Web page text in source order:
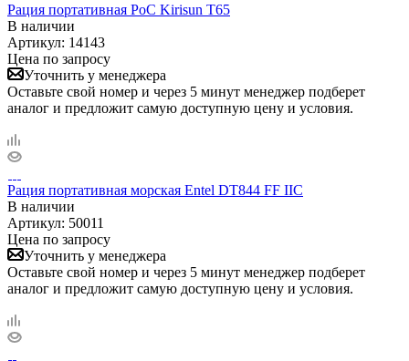
Рация портативная PoC Kirisun T65
В наличии
Артикул: 14143
Цена по запросу
Уточнить у менеджера
Оставьте свой номер и через 5 минут менеджер подберет
аналог и предложит самую доступную цену и условия.
Рация портативная морская Entel DT844 FF IIC
В наличии
Артикул: 50011
Цена по запросу
Уточнить у менеджера
Оставьте свой номер и через 5 минут менеджер подберет
аналог и предложит самую доступную цену и условия.